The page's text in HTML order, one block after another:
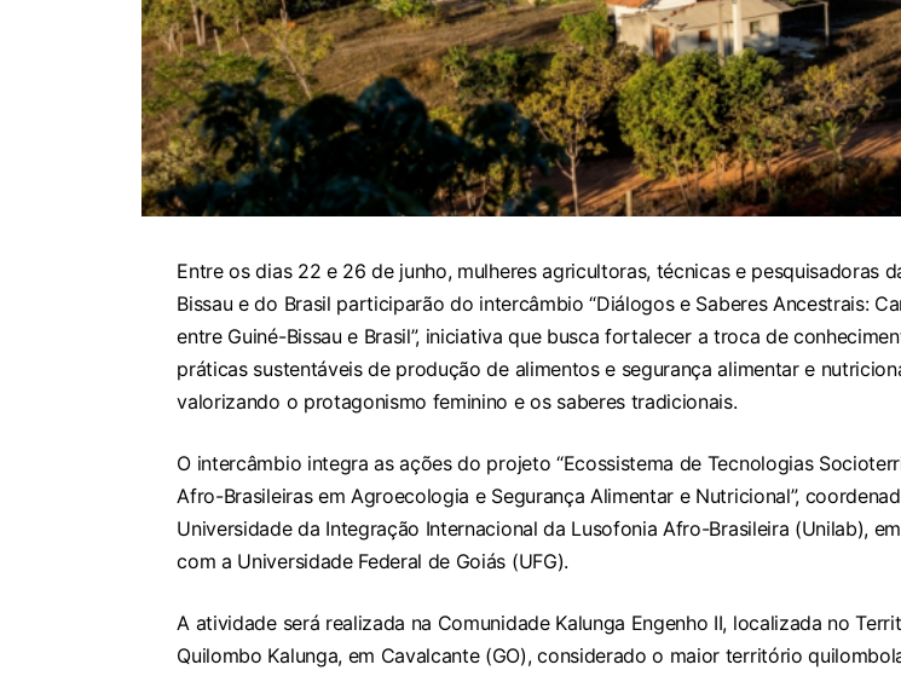
Entre os dias 22 e 26 de junho, mulheres agricultoras, técnicas e pesquisadoras
Bissau e do Brasil participarão do intercâmbio “Diálogos e Saberes Ancestrais:
entre Guiné-Bissau e Brasil”, iniciativa que busca fortalecer a troca de
práticas sustentáveis de produção de alimentos e segurança alimentar e
valorizando o protagonismo feminino e os saberes tradicionais.
O intercâmbio integra as ações do projeto “Ecossistema de Tecnologias
Afro-Brasileiras em Agroecologia e Segurança Alimentar e Nutricional”,
Universidade da Integração Internacional da Lusofonia Afro-Brasileira (Unilab),
com a Universidade Federal de Goiás (UFG).
A atividade será realizada na Comunidade Kalunga Engenho II, localizada no
Quilombo Kalunga, em Cavalcante (GO), considerado o maior território